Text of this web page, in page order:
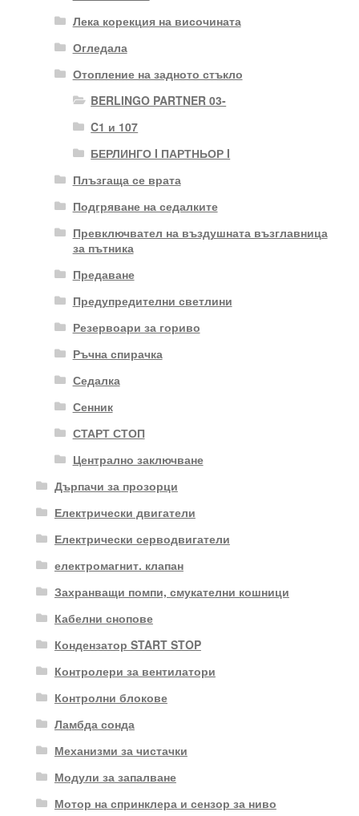
Лека корекция на височината
Огледала
Отопление на задното стъкло
BERLINGO PARTNER 03-
C1 и 107
БЕРЛИНГО I ПАРТНЬОР I
Плъзгаща се врата
Подгряване на седалките
Превключвател на въздушната възглавница
за пътника
Предаване
Предупредителни светлини
Резервоари за гориво
Ръчна спирачка
Седалка
Сенник
СТАРТ СТОП
Централно заключване
Дърпачи за прозорци
Електрически двигатели
Електрически серводвигатели
електромагнит. клапан
Захранващи помпи, смукателни кошници
Кабелни снопове
Кондензатор START STOP
Контролери за вентилатори
Контролни блокове
Ламбда сонда
Механизми за чистачки
Модули за запалване
Мотор на спринклера и сензор за ниво